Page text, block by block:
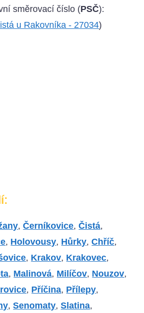
směrovací číslo (PSČ):
u Rakovníka - 27034)
,Černíkovice,Čistá,
, Holovousy, Hůrky,Chříč,
, Krakov, Krakovec,
, Malinová, Milíčov, Nouzov,
, Příčina, Přílepy,
,Senomaty,Slatina,